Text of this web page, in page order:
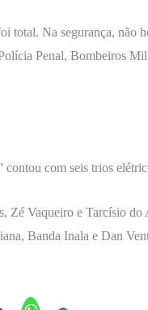
total. Na segurança, não
Penal, Bombeiros
com seis trios
Zé Vaqueiro e Tarcísio
Banda Inala e Dan